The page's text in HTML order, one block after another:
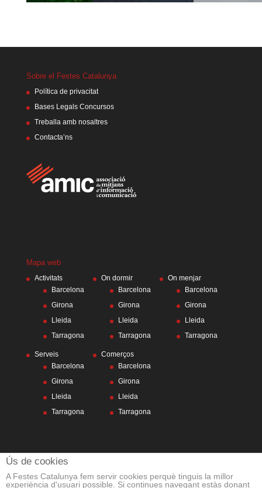
Sobre el Festes Catalunya
Política de privacitat
Bases Legals Concursos
Treballa amb nosaltres
Contacta’ns
Mapa web
Activitats
Barcelona
Girona
Lleida
Tarragona
On dormir
Barcelona
Girona
Lleida
Tarragona
On menjar
Barcelona
Girona
Lleida
Tarragona
Serveis
Barcelona
Girona
Lleida
Tarragona
Comerços
Barcelona
Girona
Lleida
Tarragona
Ús de cookies
A Festes Catalunya fem servir cookies perquè tinguis la millor
experiència d'usuari possible. Si continues navegant estàs donant